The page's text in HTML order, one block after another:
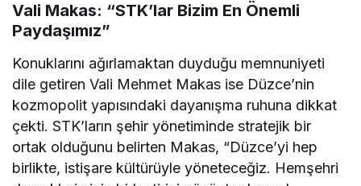
Vali Makas: “STK’lar Bizim En Önemli
Paydaşımız”
Konuklarını ağırlamaktan duyduğu memnuniyeti
dile getiren Vali Mehmet Makas ise Düzce’nin
kozmopolit yapısındaki dayanışma ruhuna dikkat
çekti. STK’ların şehir yönetiminde stratejik bir
ortak olduğunu belirten Makas, “Düzce’yi hep
birlikte, istişare kültürüyle yöneteceğiz. Hemşehri